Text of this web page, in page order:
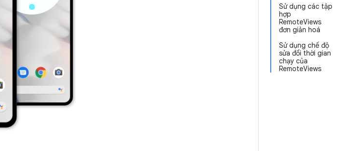
Sử dụng các tập
hợp
RemoteViews
đơn giản hoá
Sử dụng chế độ
sửa đổi thời gian
chạy của
RemoteViews